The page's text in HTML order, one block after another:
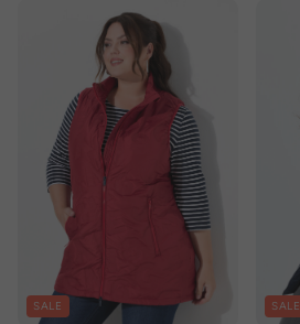
SALE SALE